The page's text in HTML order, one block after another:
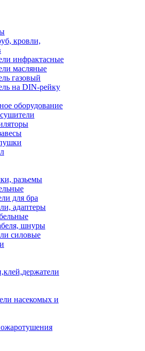
кровли,
инфрактасные
масляные
газовый
на DIN-рейку
оборудование
разьемы
для бра
адаптеры
шнуры
силовые
насекомых и